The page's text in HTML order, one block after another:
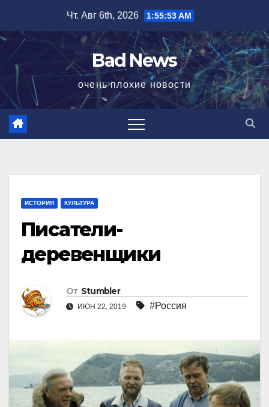
содержимому
Чт. Авг 6th, 2026 1:55:54 AM
Bad News
очень плохие новости
ИСТОРИЯ КУЛЬТУРА
Писатели-
деревенщики
От Stumbler
ИЮН 22, 2019 #Россия